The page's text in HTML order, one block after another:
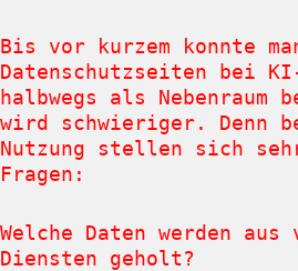
Bis vor kurzem konnte
Datenschutzseiten bei
halbwegs als Nebenraum
wird schwieriger. Denn
Nutzung stellen sich
Fragen:
Welche Daten werden aus
Diensten geholt?